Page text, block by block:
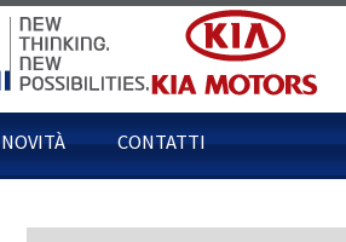
NOVITÀ CONTATTI